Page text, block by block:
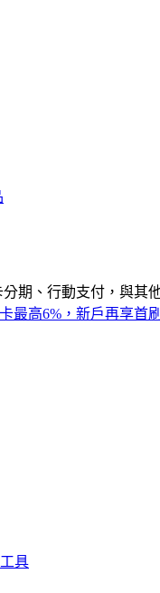
期、行動支付，與其
最高6%，新戶再享首
具